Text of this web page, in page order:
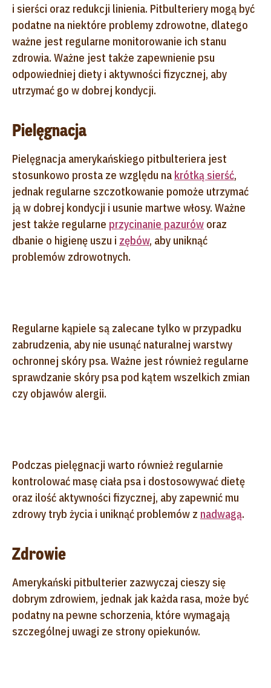
i sierści oraz redukcji linienia. Pitbulteriery mogą być
podatne na niektóre problemy zdrowotne, dlatego
ważne jest regularne monitorowanie ich stanu
zdrowia. Ważne jest także zapewnienie psu
odpowiedniej diety i aktywności fizycznej, aby
utrzymać go w dobrej kondycji.
Pielęgnacja
Pielęgnacja amerykańskiego pitbulteriera jest
stosunkowo prosta ze względu na krótką sierść,
jednak regularne szczotkowanie pomoże utrzymać
ją w dobrej kondycji i usunie martwe włosy. Ważne
jest także regularne przycinanie pazurów oraz
dbanie o higienę uszu i zębów, aby uniknąć
problemów zdrowotnych.
Regularne kąpiele są zalecane tylko w przypadku
zabrudzenia, aby nie usunąć naturalnej warstwy
ochronnej skóry psa. Ważne jest również regularne
sprawdzanie skóry psa pod kątem wszelkich zmian
czy objawów alergii.
Podczas pielęgnacji warto również regularnie
kontrolować masę ciała psa i dostosowywać dietę
oraz ilość aktywności fizycznej, aby zapewnić mu
zdrowy tryb życia i uniknąć problemów z nadwagą.
Zdrowie
Amerykański pitbulterier zazwyczaj cieszy się
dobrym zdrowiem, jednak jak każda rasa, może być
podatny na pewne schorzenia, które wymagają
szczególnej uwagi ze strony opiekunów.